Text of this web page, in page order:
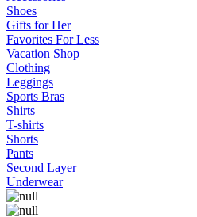
Shoes
Gifts for Her
Favorites For Less
Vacation Shop
Clothing
Leggings
Sports Bras
Shirts
T-shirts
Shorts
Pants
Second Layer
Underwear